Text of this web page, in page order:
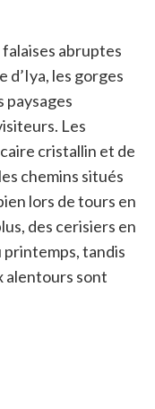
abruptes
d’Iya, les gorges
paysages
Les
cristallin et de
chemins situés
lors de tours en
des cerisiers en
tandis
alentours sont